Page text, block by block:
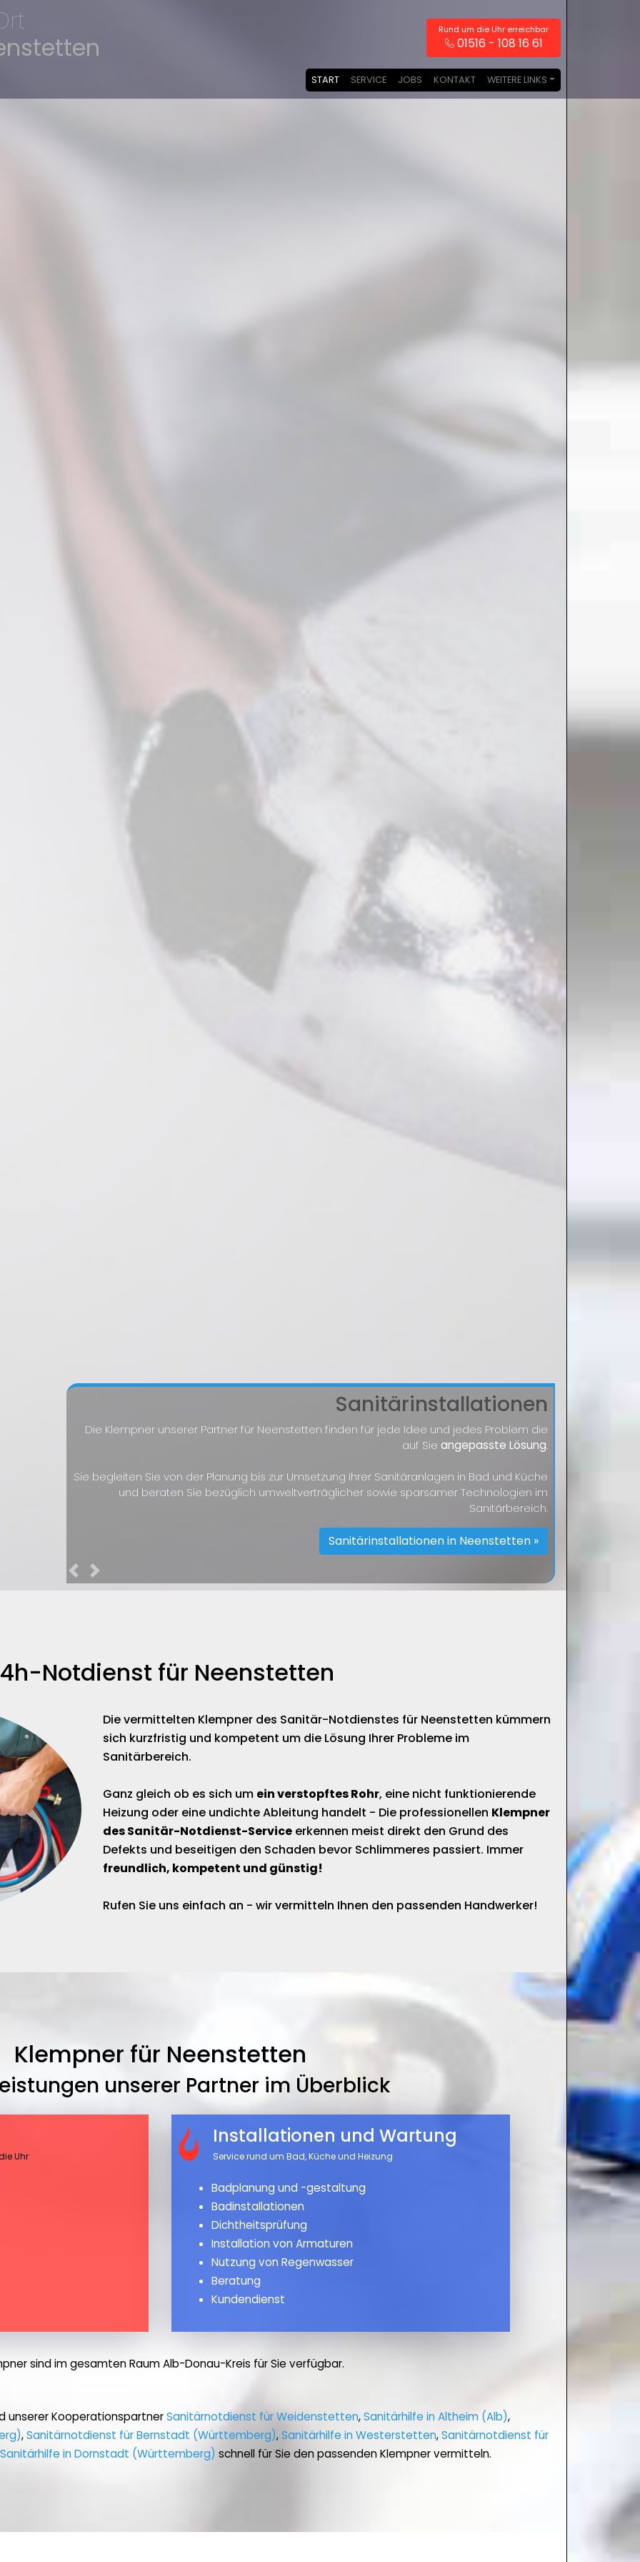
Rund um die Uhr erreichbar
01516 - 108 16 61
START SERVICE JOBS KONTAKT WEITERE LINKS
Sanitärinstallationen
Die Klempner unserer Partner für Neenstetten finden für jede Idee und jedes Problem die
auf Sieangepasste Lösung.
Sie begleiten Sie von der Planung bis zur Umsetzung Ihrer Sanitäranlagen in Bad und Küche
und beraten Sie bezüglich umweltverträglicher sowie sparsamer Technologien im
Sanitärbereich.
Sanitärinstallationen in Neenstetten »
Previous
Notdienst für Neenstetten
Die vermittelten Klempner des Sanitär-Notdienstes für Neenstetten kümmern
sich kurzfristig und kompetent um die Lösung Ihrer Probleme im
Sanitärbereich.
Ganz gleich ob es sich um ein verstopftes Rohr, eine nicht funktionierende
Heizung oder eine undichte Ableitung handelt - Die professionellen Klempner
des Sanitär-Notdienst-Service erkennen meist direkt den Grund des
Defekts und beseitigen den Schaden bevor Schlimmeres passiert. Immer
freundlich, kompetent und günstig!
Rufen Sie uns einfach an - wir vermitteln Ihnen den passenden Handwerker!
Klempner für Neenstetten
unserer Partner im Überblick
Uhr
Installationen und Wartung
Service rund um Bad, Küche und Heizung
Badplanung und -gestaltung
Badinstallationen
Dichtheitsprüfung
Installation von Armaturen
Nutzung von Regenwasser
Beratung
Kundendienst
sind im gesamten Raum Alb-Donau-Kreis für Sie verfügbar.
unserer KooperationspartnerSanitärnotdienst für Weidenstetten,Sanitärhilfe in Altheim (Alb),
,Sanitärnotdienst für Bernstadt (Württemberg),Sanitärhilfe in Westerstetten,Sanitärnotdienst für
Sanitärhilfe in Dornstadt (Württemberg) schnell für Sie den passenden Klempner vermitteln.